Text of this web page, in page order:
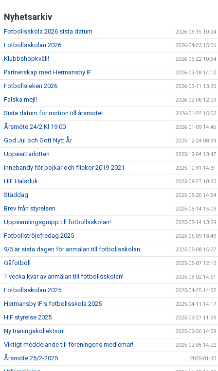
Nyhetsarkiv
Fotbollsskola 2026 sista datum 2026-05-15 10:24
Fotbollsskolan 2026 2026-04-23 15:06
Klubbshopkväll! 2026-03-22 10:54
Partnerskap med Hermansby IF 2026-03-18 14:10
Fotbollsleken 2026 2026-03-11 13:30
Falska mejl! 2026-02-06 12:09
Sista datum för motion till årsmötet. 2026-01-22 15:02
Årsmöte 24/2 Kl 19:00 2026-01-09 14:46
God Jul och Gott Nytt År 2025-12-24 08:39
Uppesittarlotten 2025-12-04 13:47
Innebandy för pojkar och flickor 2019-2021 2025-10-31 14:31
HIF Halsduk 2025-08-27 10:30
Städdag 2025-05-20 14:54
Brev från styrelsen 2025-05-14 15:03
Uppsamlingsgrupp till fotbollsskolan! 2025-05-14 13:29
Fotbollströjefredag 2025 2025-05-09 13:49
9/5 är sista dagen för anmälan till fotbollsskolan 2025-05-08 15:27
Gåfotboll 2025-05-07 12:10
1 vecka kvar av anmälan till fotbollsskolan! 2025-05-02 14:51
Fotbollsskolan 2025 2025-04-25 14:32
Hermansby IF:s fotbollsskola 2025 2025-04-11 14:17
HIF styrelse 2025 2025-03-27 11:39
Ny träningskollektion! 2025-02-26 14:29
Viktigt meddelande till föreningens medlemar! 2025-02-05 14:22
Årsmöte 25/2-2025 2025-01-30